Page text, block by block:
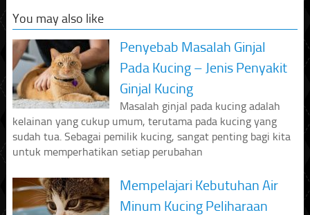
You may also like
Penyebab Masalah Ginjal
Pada Kucing – Jenis Penyakit
Ginjal Kucing
Masalah ginjal pada kucing adalah
kelainan yang cukup umum, terutama pada kucing yang
sudah tua. Sebagai pemilik kucing, sangat penting bagi kita
untuk memperhatikan setiap perubahan
Mempelajari Kebutuhan Air
Minum Kucing Peliharaan